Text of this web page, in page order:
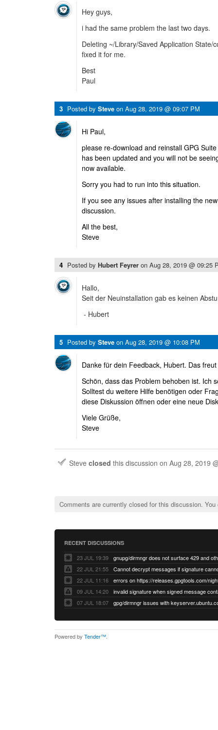
Hey guys,
i had the same problem the last two days.
Deleting ~/Library/Saved Application State/
fixed it for me.
Best
Paul
3 Posted by Steve on Aug 28, 2019 @ 09:07 PM
Hi Paul,
please re-download and reinstall GPG
has been updated and you will not be
now available.
Sorry you had to run into this situation.
If you see any issues after installing the
discussion.
All the best,
Steve
4 Posted by Hubert Feyrer on Aug 28, 2019 @ 09:25
Hallo,
Seit der Neuinstallation gab es keinen
- Hubert
5 Posted by Steve on Aug 28, 2019 @ 10:08 PM
Danke für dein Feedback, Hubert. Das
Schön, dass das Problem behoben ist. Ich
Solltest du weitere Hilfe benötigen oder
diese Diskussion öffnen oder eine neue
Viele Grüße,
Steve
Steve closed this discussion on Aug 28, 2019
Comments are currently closed for this discussion.
RECENT DISCUSSIONS
23 JUL 19:39
22 JUL 21:55
22 JUL 11:16
errors on https://releases.gpgtools.com/
09 JUL 14:20
07 JUL 18:07
Powered by Tender™